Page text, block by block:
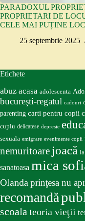
PARADOXUL
PROPRIETARI DE
CELE MAI PUȚINE
25 septembrie 2025
Etichete
abuz acasa adolescenta
bucureşti-regatul cadouri
parenting carti pentru copii
cuplu delicatese depresie
sexuala emigrare evenimente copii
nemuritoare joacă
sanatoasa mica
Olandaprinţesa nu
recomandă
scoalateoria vieţii